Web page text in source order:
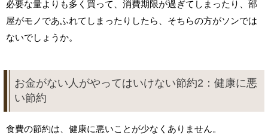
必要な量よりも多く買って、消費期限が過ぎてしまったり、部
屋がモノであふれてしまったりしたら、そちらの方がソンでは
ないでしょうか。
お金がない人がやってはいけない節約2：健康に悪
い節約
食費の節約は、健康に悪いことが少なくありません。